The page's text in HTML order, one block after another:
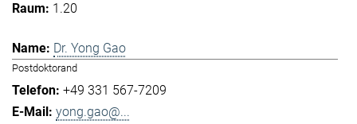
1.20
Dr. Yong Gao
Postdoktorand
+49 331 567-7209
yong.gao@...